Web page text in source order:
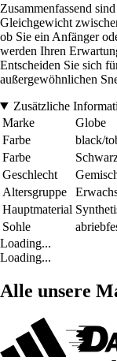
Zusammenfassend
Gleichgewicht
ob Sie ein Anfänger
werden Ihren
Entscheiden Sie sich
außergewöhnlichen
Zusätzliche
Marke
Globe
Farbe
black/
Farbe
Geschlecht
Altersgruppe
Hauptmaterial
Sohle
Loading...
Loading...
Alle unsere